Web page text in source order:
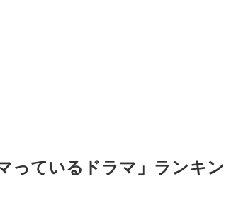
っているドラマ」ランキン